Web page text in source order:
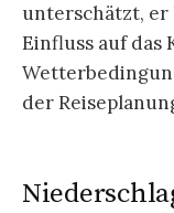
unterschätzt, er
Einfluss auf das
der